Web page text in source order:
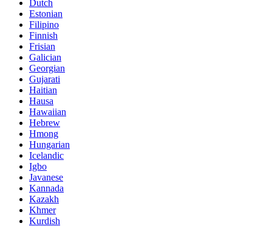
Dutch
Estonian
Filipino
Finnish
Frisian
Galician
Georgian
Gujarati
Haitian
Hausa
Hawaiian
Hebrew
Hmong
Hungarian
Icelandic
Igbo
Javanese
Kannada
Kazakh
Khmer
Kurdish